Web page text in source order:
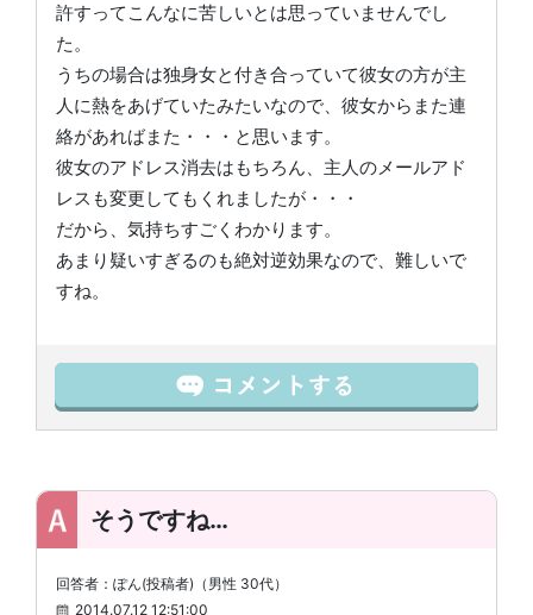
許すってこんなに苦しいとは思っていませんでし
た。
うちの場合は独身女と付き合っていて彼女の方が主
人に熱をあげていたみたいなので、彼女からまた連
絡があればまた・・・と思います。
彼女のアドレス消去はもちろん、主人のメールアド
レスも変更してもくれましたが・・・
だから、気持ちすごくわかります。
あまり疑いすぎるのも絶対逆効果なので、難しいで
すね。
そうですね…
回答者：ぽん(投稿者)（男性 30代）
2014.07.12 12:51:00